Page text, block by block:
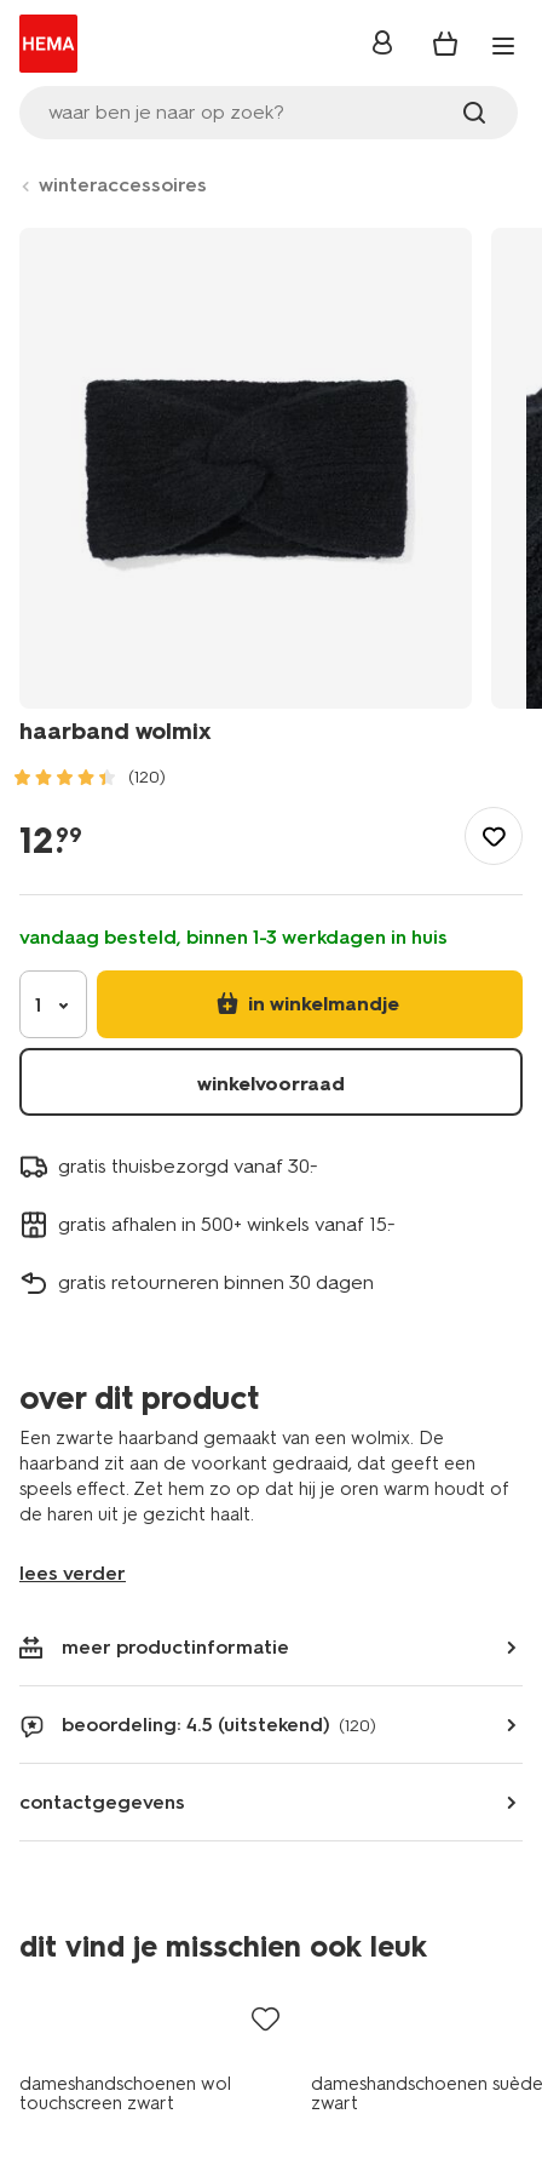
waar ben je naar op zoek?
inloggen
winteraccessoires
haarband wolmix
(120)
wolmix-
16440002.html
12.
99
vandaag besteld, binnen 1-3 werkdagen in huis
1 in winkelmandje
winkelvoorraad
gratis thuisbezorgd vanaf 30.-
gratis afhalen in 500+ winkels vanaf 15.-
gratis retourneren binnen 30 dagen
over dit product
Een zwarte haarband gemaakt van een wolmix. De
haarband zit aan de voorkant gedraaid, dat geeft een
speels effect. Zet hem zo op dat hij je oren warm houdt of
de haren uit je gezicht haalt.
lees verder
meer productinformatie
beoordeling: 4.5 (uitstekend) (120)
contactgegevens
dit vind je misschien ook leuk
dameshandschoenen wol
touchscreen zwart
dameshandschoenen
zwart